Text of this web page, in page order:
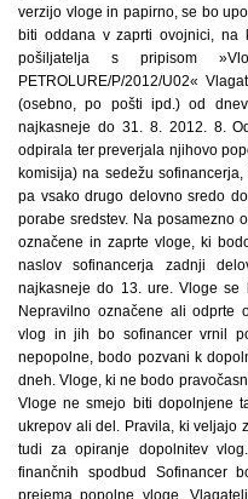
verzijo vloge in papirno, se bo
biti oddana v zaprti ovojnici, na
pošiljatelja s pripisom
PETROLURE/P/2012/U02«
(osebno, po pošti ipd.) od
najkasneje do 31. 8. 2012. 8.
odpirala ter preverjala njihovo
komisija) na sedežu
pa vsako drugo delovno sredo
porabe sredstev. Na posamezno
označene in zaprte vloge, ki
naslov sofinancerja zadnji
najkasneje do 13. ure. Vloge se
Nepravilno označene ali odprte
vlog in jih bo sofinancer vrnil
nepopolne, bodo pozvani k
dneh. Vloge, ki ne bodo
Vloge ne smejo biti dopolnjene
ukrepov ali del. Pravila, ki veljajo
tudi za opiranje dopolnitev
finančnih spodbud Sofinancer
prejema popolne vloge.